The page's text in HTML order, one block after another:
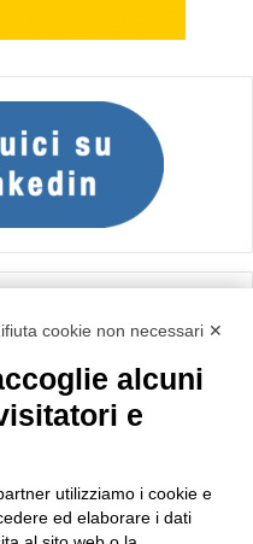
cookie non necessari ✕
alcuni
e
utilizziamo i cookie e
ed elaborare i dati